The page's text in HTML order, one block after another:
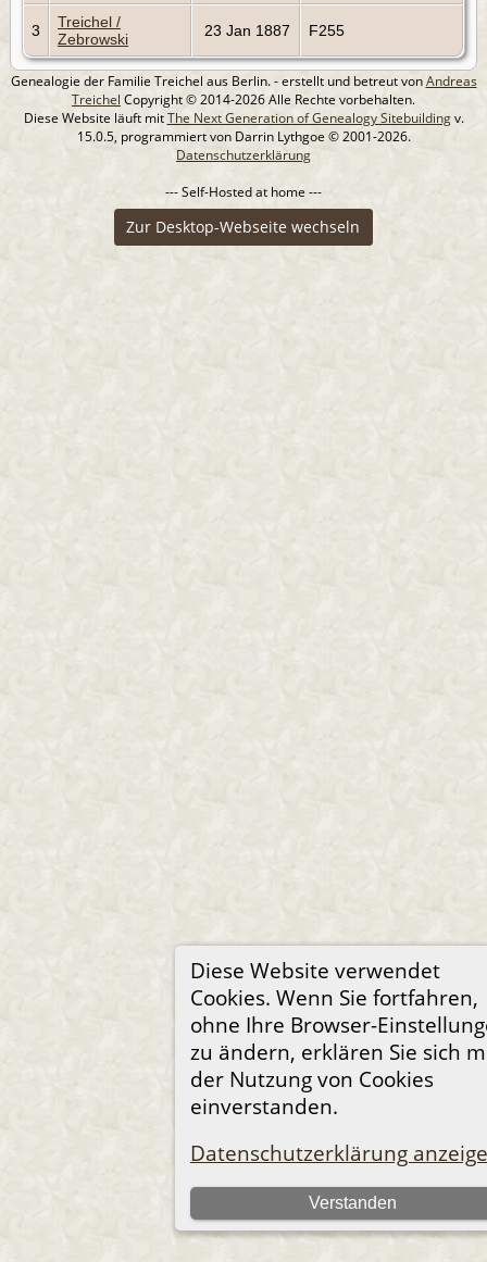
Diese Website verwendet
Cookies. Wenn Sie fortfahren,
ohne Ihre Browser-
zu ändern, erklären Sie sich
der Nutzung von Cookies
einverstanden.
Datenschutzerklärung
Verstanden
3
Treichel /
Zebrowski
23 Jan 1887 F255
Genealogie der Familie Treichel aus Berlin. - erstellt und betreut vonAndreas
Treichel Copyright © 2014-2026 Alle Rechte vorbehalten.
Diese Website läuft mitThe Next Generation of Genealogy Sitebuildingv.
15.0.5, programmiert von Darrin Lythgoe © 2001-2026.
Datenschutzerklärung
--- Self-Hosted at home ---
Zur Desktop-Webseite wechseln